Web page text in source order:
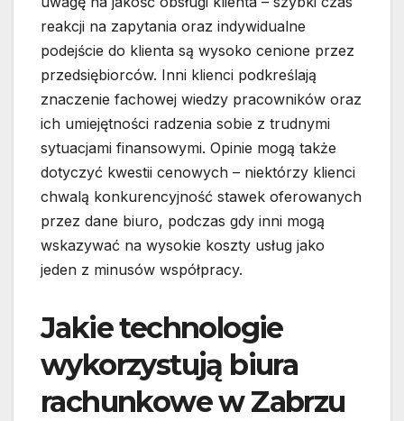
reakcji na zapytania oraz indywidualne
podejście do klienta są wysoko cenione przez
przedsiębiorców. Inni klienci podkreślają
znaczenie fachowej wiedzy pracowników oraz
ich umiejętności radzenia sobie z trudnymi
sytuacjami finansowymi. Opinie mogą także
dotyczyć kwestii cenowych – niektórzy klienci
chwalą konkurencyjność stawek oferowanych
przez dane biuro, podczas gdy inni mogą
wskazywać na wysokie koszty usług jako
jeden z minusów współpracy.
Jakie technologie
wykorzystują biura
rachunkowe w Zabrzu